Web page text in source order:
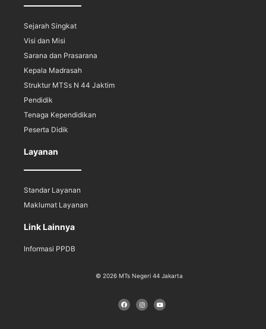
Sejarah Singkat
Visi dan Misi
Sarana dan Prasarana
Kepala Madrasah
Struktur MTSs N 44 Jaktim
Pendidik
Tenaga Kependidikan
Peserta Didik
Layanan
Standar Layanan
Maklumat Layanan
Link Lainnya
Informasi PPDB
© 2026 MTs Negeri 44 Jakarta